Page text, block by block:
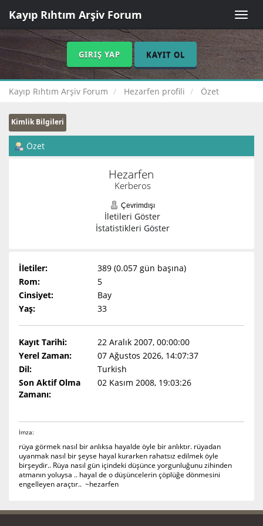
Toggle
Kayıp Rıhtım Arşiv Forum
GIRIŞ YAP KAYIT OL
Kayıp Rıhtım Arşiv Forum Hezarfen profili Özet
Kimlik Bilgileri
Özet
Hezarfen
Kerberos
Çevrimdışı
İletileri Göster
İstatistikleri Göster
İletiler:
389 (0.057 gün başına)
Rom:
5
Cinsiyet:
Bay
Yaş:
33
Kayıt Tarihi:
22 Aralık 2007, 00:00:00
Yerel Zaman:
07 Ağustos 2026, 14:07:37
Dil:
Turkish
Son Aktif Olma
Zamanı:
02 Kasım 2008, 19:03:26
İmza:
rüya görmek nasıl bir anlıksa hayalde öyle bir anlıktır. rüyadan
uyanmak nasıl bir şeyse hayal kurarken rahatsız edilmek öyle
birşeydir.. Rüya nasıl gün içindeki düşünce yorgunluğunu zihinden
atmanın yoluysa .. hayal de o düşüncelerin çöplüğe dönmesini
engelleyen araçtır.. ~hezarfen